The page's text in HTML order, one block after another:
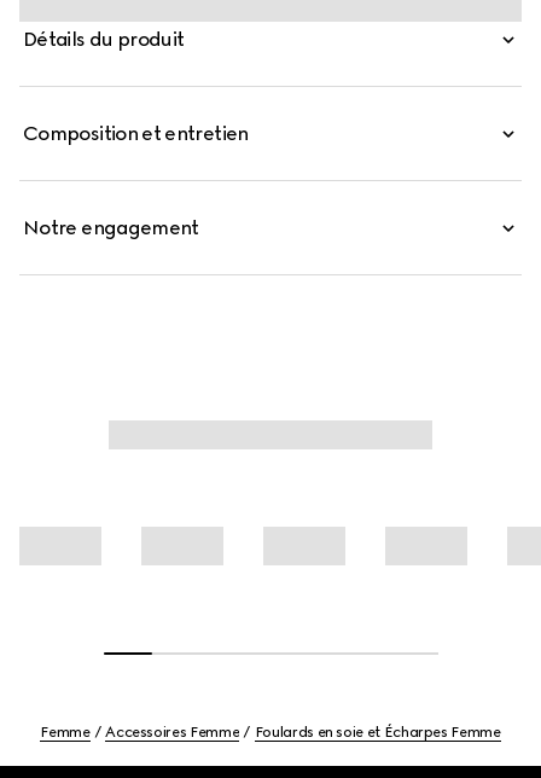
Détails du produit
Composition et entretien
Notre engagement
Femme Accessoires Femme Foulards en soie et Écharpes Femme